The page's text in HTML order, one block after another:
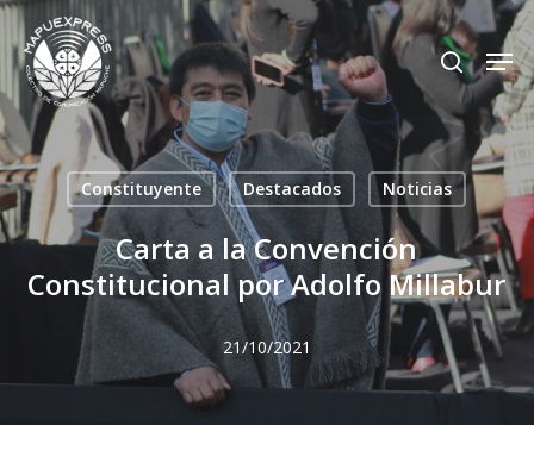
Skip
to
main
content
search
Constituyente Destacados Noticias
Carta a la Convención
Constitucional por Adolfo Millabur
21/10/2021
Close
Menu